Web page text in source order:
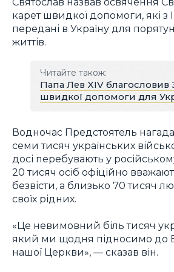
карет швидкої допомоги, які з
передані в Україну для
життів.
Читайте також:
Папа Лев XIV благословив
швидкої допомоги для
Водночас Предстоятель
семи тисяч українських
досі перебувають у
20 тисяч осіб офіційно
безвісти, а близько 70 тисяч
своїх рідних.
«Це невимовний біль тисяч
який ми щодня підносимо до
нашої Церкви», — сказав він.